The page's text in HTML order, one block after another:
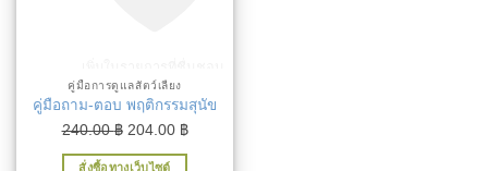
คู่มือการดูแลสัตว์เลี้ยง
คู่มือถาม-ตอบ พฤติกรรมสุนัข
240.00฿ Original
price
204.00 ฿Current
price
สั่งซื้อทางเว็บไซต์